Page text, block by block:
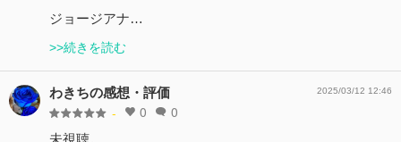
ジョージアナ…
>>続きを読む
わきちの感想・評価
- 0 0
2025/03/12 12:46